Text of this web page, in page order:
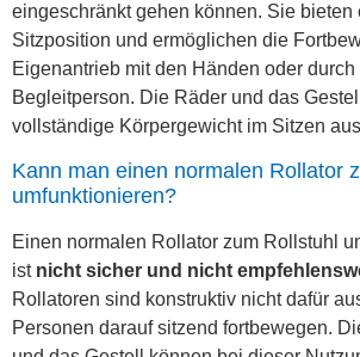
eingeschränkt gehen können. Sie bieten
Sitzposition und ermöglichen die
Eigenantrieb mit den Händen oder durch
Begleitperson. Die Räder und das
vollständige Körpergewicht im Sitzen
Kann man einen normalen Rollator
umfunktionieren?
Einen normalen Rollator zum Rollstuhl
ist nicht sicher und nicht
Rollatoren sind konstruktiv nicht dafür
Personen darauf sitzend fortbewegen.